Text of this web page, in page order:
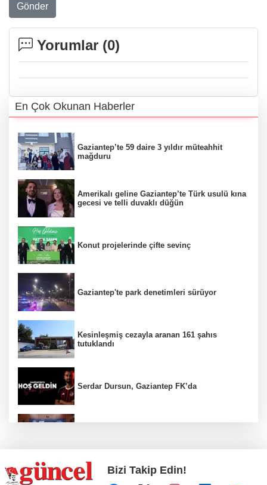
Gönder
Yorumlar (0)
En Çok Okunan Haberler
Gaziantep’te 59 daire 3 yıldır müteahhit
mağduru
Amerikalı geline Gaziantep’te Türk usulü kına
gecesi ve telli duvaklı düğün
Konut projelerinde çifte sevinç
Gaziantep'te park denetimleri sürüyor
Kesinleşmiş cezayla aranan 161 şahıs
tutuklandı
Serdar Dursun, Gaziantep FK’da
Define avcıları yakalandı
Bizi Takip Edin!